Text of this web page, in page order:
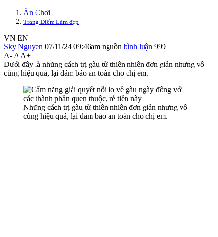
Ăn Chơi
Trang Điểm Làm đẹp
VN EN
Sky Nguyen 07/11/24 09:46am nguồn bình luận 999
A- A A+
Dưới đây là những cách trị gàu từ thiên nhiên đơn giản nhưng vô
cùng hiệu quả, lại đảm bảo an toàn cho chị em.
Những cách trị gàu từ thiên nhiên đơn giản nhưng vô
cùng hiệu quả, lại đảm bảo an toàn cho chị em.